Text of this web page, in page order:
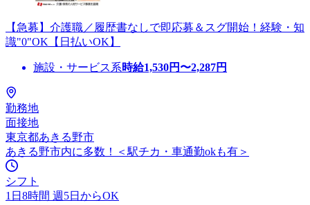
【急募】介護職／履歴書なしで即応募＆スグ開始！経験・知
識"0"OK【日払いOK】
施設・サービス系時給1,530円〜2,287円
勤務地
面接地
東京都あきる野市
あきる野市内に多数！＜駅チカ・車通勤okも有＞
シフト
1日8時間 週5日からOK